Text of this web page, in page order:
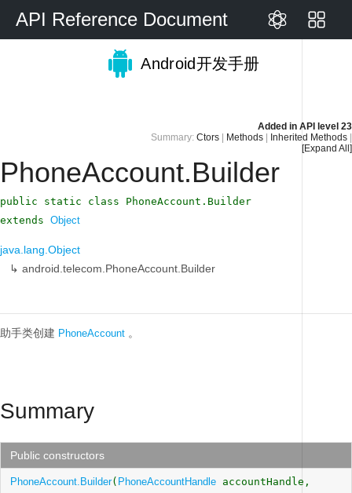
API Reference Document
Android开发手册
Added in API level 23
Summary: Ctors Methods Inherited Methods
[Expand All]
PhoneAccount.Builder
public static class PhoneAccount.Builder
extends Object
java.lang.Object
↳ android.telecom.PhoneAccount.Builder
助手类创建 PhoneAccount 。
Summary
Public constructors
PhoneAccount.Builder( PhoneAccountHandle accountHandle,